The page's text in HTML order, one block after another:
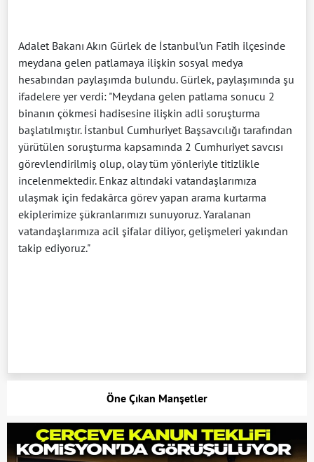
Adalet Bakanı Akın Gürlek de İstanbul’un Fatih ilçesinde
meydana gelen patlamaya ilişkin sosyal medya
hesabından paylaşımda bulundu. Gürlek, paylaşımında şu
ifadelere yer verdi: "Meydana gelen patlama sonucu 2
binanın çökmesi hadisesine ilişkin adli soruşturma
başlatılmıştır. İstanbul Cumhuriyet Başsavcılığı tarafından
yürütülen soruşturma kapsamında 2 Cumhuriyet savcısı
görevlendirilmiş olup, olay tüm yönleriyle titizlikle
incelenmektedir. Enkaz altındaki vatandaşlarımıza
ulaşmak için fedakârca görev yapan arama kurtarma
ekiplerimize şükranlarımızı sunuyoruz. Yaralanan
vatandaşlarımıza acil şifalar diliyor, gelişmeleri yakından
takip ediyoruz."
Öne Çıkan Manşetler